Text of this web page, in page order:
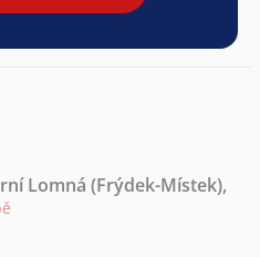
Lomná (Frýdek-Místek),